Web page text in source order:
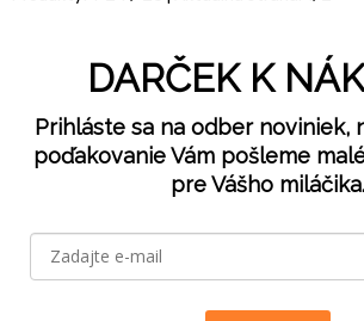
DARČEK K
Prihláste sa na odber noviniek,
poďakovanie Vám pošleme
pre Vášho miláčika.